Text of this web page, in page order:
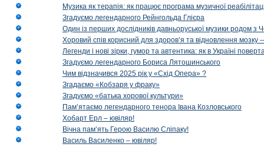
Музика як терапія: як працює програма музичної
Згадуємо легендарного Рейнгольда Глієра
Один із перших дослідників давньоруської музики родом з
Хоровий спів корисний для здоров’я та відновлення мозку
Легенди і нові зірки, гумор та автентика: як в Україні
Згадуємо легендарного Бориса Лятошинського
Чим відзначився 2025 рік у «Схід Опера» ?
Згадаємо «Кобзаря у фраку»
Згадуємо «батька хорової культури»
Пам’ятаємо легендарного тенора Івана Козловського
Хобарт Ерл – ювіляр!
Вічна пам’ять Герою Василю Сліпаку!
Василь Василенко – ювіляр!